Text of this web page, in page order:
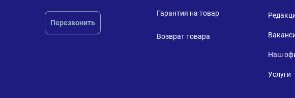
Перезвонить
Гарантия на товар
Возврат товара
Наш
Услуги